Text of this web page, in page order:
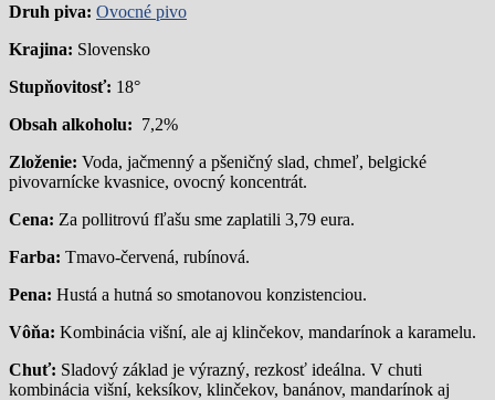
Druh piva: Ovocné pivo
Krajina: Slovensko
Stupňovitosť: 18°
Obsah alkoholu: 7,2%
Zloženie: Voda, jačmenný a pšeničný slad, chmeľ, belgické
pivovarnícke kvasnice, ovocný koncentrát.
Cena: Za pollitrovú fľašu sme zaplatili 3,79 eura.
Farba: Tmavo-červená, rubínová.
Pena: Hustá a hutná so smotanovou konzistenciou.
Vôňa: Kombinácia višní, ale aj klinčekov, mandarínok a karamelu.
Chuť: Sladový základ je výrazný, rezkosť ideálna. V chuti
kombinácia višní, keksíkov, klinčekov, banánov, mandarínok aj